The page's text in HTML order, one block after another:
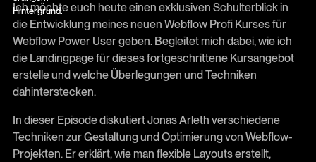
Ich möchte euch heute einen exklusiven Schulterblick in
die Entwicklung meines neuen Webflow Profi Kurses für
Webflow Power User geben. Begleitet mich dabei, wie ich
die Landingpage für dieses fortgeschrittene Kursangebot
erstelle und welche Überlegungen und Techniken
dahinterstecken.
In dieser Episode diskutiert Jonas Arleth verschiedene
Techniken zur Gestaltung und Optimierung von Webflow-
Projekten. Er erklärt, wie man flexible Layouts erstellt,